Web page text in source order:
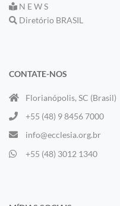
N E W S
Diretório BRASIL
CONTATE-NOS
Florianópolis, SC (Brasil)
+55 (48) 9 8456 7000
info@ecclesia.org.br
+55 (48) 3012 1340